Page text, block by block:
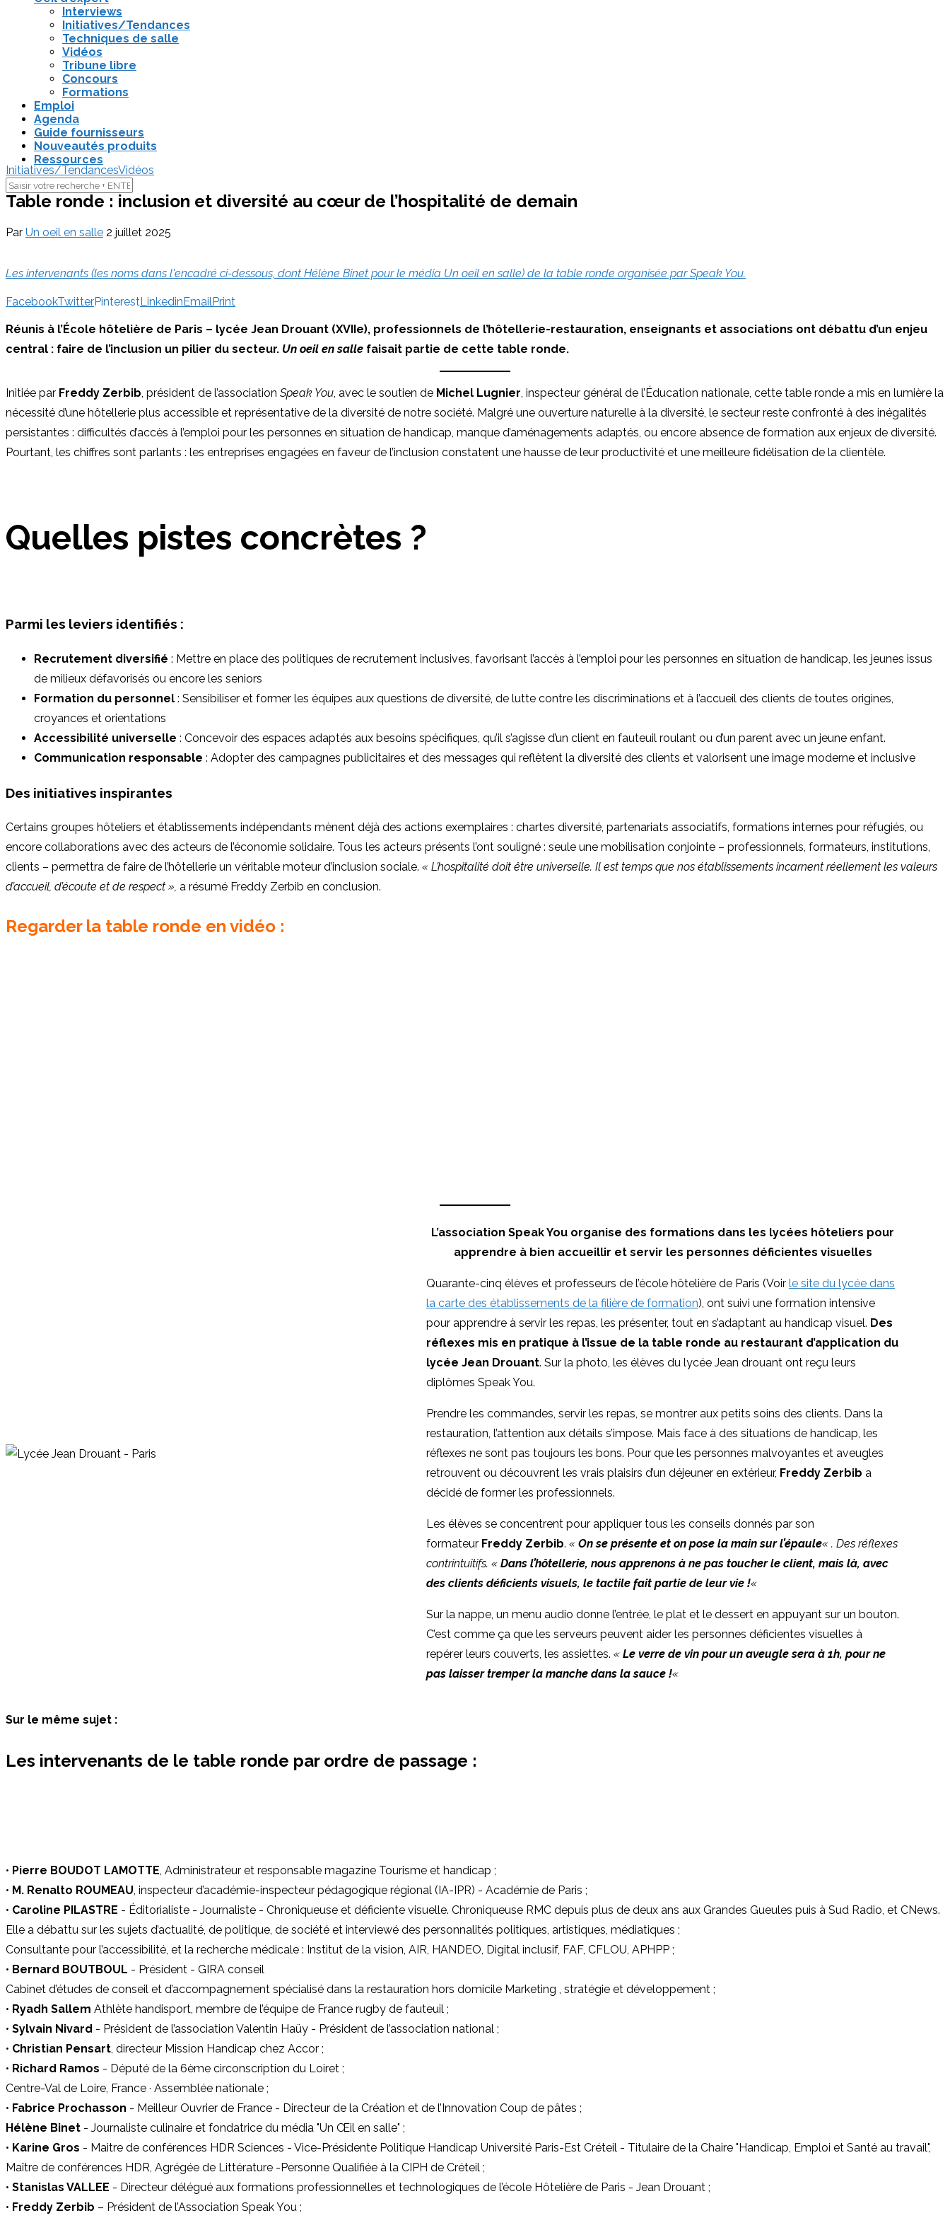
Interviews
Initiatives/Tendances
Techniques de salle
Vidéos
Tribune libre
Concours
Formations
Emploi
Agenda
Guide fournisseurs
Nouveautés produits
Ressources
Initiatives/TendancesVidéos
Table ronde : inclusion et diversité au cœur de l’hospitalité de demain
Par Un oeil en salle 2 juillet 2025
Les intervenants (les noms dans l'encadré ci-dessous, dont Hélène Binet pour le média Un oeil en salle) de la table ronde organisée par Speak You.
FacebookTwitterPinterestLinkedinEmailPrint
Réunis à l’École hôtelière de Paris – lycée Jean Drouant (XVIIe), professionnels de l’hôtellerie-restauration, enseignants et associations ont débattu d’un enjeu
central : faire de l’inclusion un pilier du secteur. Un oeil en salle faisait partie de cette table ronde.
Initiée par Freddy Zerbib, président de l’association Speak You, avec le soutien de Michel Lugnier, inspecteur général de l’Éducation nationale, cette table ronde a mis en lumière la
nécessité d’une hôtellerie plus accessible et représentative de la diversité de notre société. Malgré une ouverture naturelle à la diversité, le secteur reste confronté à des inégalités
persistantes : difficultés d’accès à l’emploi pour les personnes en situation de handicap, manque d’aménagements adaptés, ou encore absence de formation aux enjeux de diversité.
Pourtant, les chiffres sont parlants : les entreprises engagées en faveur de l’inclusion constatent une hausse de leur productivité et une meilleure fidélisation de la clientèle.
Quelles pistes concrètes ?
Parmi les leviers identifiés :
Recrutement diversifié : Mettre en place des politiques de recrutement inclusives, favorisant l’accès à l’emploi pour les personnes en situation de handicap, les jeunes issus
de milieux défavorisés ou encore les seniors
Formation du personnel : Sensibiliser et former les équipes aux questions de diversité, de lutte contre les discriminations et à l’accueil des clients de toutes origines,
croyances et orientations
Accessibilité universelle : Concevoir des espaces adaptés aux besoins spécifiques, qu’il s’agisse d’un client en fauteuil roulant ou d’un parent avec un jeune enfant.
Communication responsable : Adopter des campagnes publicitaires et des messages qui reflètent la diversité des clients et valorisent une image moderne et inclusive
Des initiatives inspirantes
Certains groupes hôteliers et établissements indépendants mènent déjà des actions exemplaires : chartes diversité, partenariats associatifs, formations internes pour réfugiés, ou
encore collaborations avec des acteurs de l’économie solidaire. Tous les acteurs présents l’ont souligné : seule une mobilisation conjointe – professionnels, formateurs, institutions,
clients – permettra de faire de l’hôtellerie un véritable moteur d’inclusion sociale. « L’hospitalité doit être universelle. Il est temps que nos établissements incarnent réellement les valeurs
d’accueil, d’écoute et de respect », a résumé Freddy Zerbib en conclusion.
Regarder la table ronde en vidéo :
L’association Speak You organise des formations dans les lycées hôteliers pour
apprendre à bien accueillir et servir les personnes déficientes visuelles
Quarante-cinq élèves et professeurs de l’école hôtelière de Paris (Voir le site du lycée dans
la carte des établissements de la filière de formation), ont suivi une formation intensive
pour apprendre à servir les repas, les présenter, tout en s’adaptant au handicap visuel. Des
réflexes mis en pratique à l’issue de la table ronde au restaurant d’application du
lycée Jean Drouant. Sur la photo, les élèves du lycée Jean drouant ont reçu leurs
diplômes Speak You.
Prendre les commandes, servir les repas, se montrer aux petits soins des clients. Dans la
restauration, l’attention aux détails s’impose. Mais face à des situations de handicap, les
réflexes ne sont pas toujours les bons. Pour que les personnes malvoyantes et aveugles
retrouvent ou découvrent les vrais plaisirs d’un déjeuner en extérieur, Freddy Zerbib a
décidé de former les professionnels.
Les élèves se concentrent pour appliquer tous les conseils donnés par son
formateur Freddy Zerbib. « On se présente et on pose la main sur l’épaule« . Des réflexes
contrintuitifs. « Dans l’hôtellerie, nous apprenons à ne pas toucher le client, mais là, avec
des clients déficients visuels, le tactile fait partie de leur vie !«
Sur la nappe, un menu audio donne l’entrée, le plat et le dessert en appuyant sur un bouton.
C’est comme ça que les serveurs peuvent aider les personnes déficientes visuelles à
repérer leurs couverts, les assiettes. « Le verre de vin pour un aveugle sera à 1h, pour ne
pas laisser tremper la manche dans la sauce !«
Sur le même sujet :
Les intervenants de le table ronde par ordre de passage :
• Pierre BOUDOT LAMOTTE , Administrateur et responsable magazine Tourisme et handicap ;
• M. Renalto ROUMEAU , inspecteur d’académie-inspecteur pédagogique régional (IA-IPR) - Académie de Paris ;
• Caroline PILASTRE - Éditorialiste - Journaliste - Chroniqueuse et déficiente visuelle. Chroniqueuse RMC depuis plus de deux ans aux Grandes Gueules puis à Sud Radio, et CNews.
Elle a débattu sur les sujets d’actualité, de politique, de société et interviewé des personnalités politiques, artistiques, médiatiques ;
Consultante pour l’accessibilité, et la recherche médicale : Institut de la vision, AIR, HANDEO, Digital inclusif, FAF, CFLOU, APHPP ;
• Bernard BOUTBOUL - Président - GIRA conseil
Cabinet d’études de conseil et d’accompagnement spécialisé dans la restauration hors domicile Marketing , stratégie et développement ;
• Ryadh Sallem Athlète handisport, membre de l’équipe de France rugby de fauteuil ;
• Sylvain Nivard - Président de l’association Valentin Haüy - Président de l’association national ;
• Christian Pensart , directeur Mission Handicap chez Accor ;
• Richard Ramos - Député de la 6ème circonscription du Loiret ;
Centre-Val de Loire, France · Assemblée nationale ;
• Fabrice Prochasson - Meilleur Ouvrier de France - Directeur de la Création et de l’Innovation Coup de pâtes ;
Hélène Binet - Journaliste culinaire et fondatrice du média "Un Œil en salle" ;
• Karine Gros - Maitre de conférences HDR Sciences - Vice-Présidente Politique Handicap Université Paris-Est Créteil - Titulaire de la Chaire "Handicap, Emploi et Santé au travail",
Maître de conférences HDR, Agrégée de Littérature -Personne Qualifiée à la CIPH de Créteil ;
• Stanislas VALLEE - Directeur délégué aux formations professionnelles et technologiques de l’école Hôtelière de Paris - Jean Drouant ;
• Freddy Zerbib – Président de l’Association Speak You ;